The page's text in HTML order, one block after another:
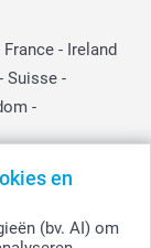
en
(bv. AI) om
France - Ireland
- Suisse -
-
verzendkosten.